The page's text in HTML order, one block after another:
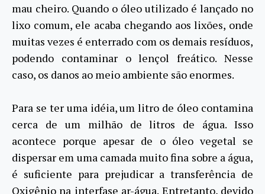
mau cheiro. Quando o óleo utilizado é lançado no
lixo comum, ele acaba chegando aos lixões, onde
muitas vezes é enterrado com os demais resíduos,
podendo contaminar o lençol freático. Nesse
caso, os danos ao meio ambiente são enormes.
Para se ter uma idéia, um litro de óleo contamina
cerca de um milhão de litros de água. Isso
acontece porque apesar de o óleo vegetal se
dispersar em uma camada muito fina sobre a água,
é suficiente para prejudicar a transferência de
Oxigênio na interfase ar-água. Entretanto, devido